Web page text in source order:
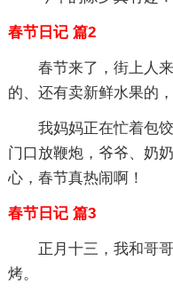
春节日记 篇2
春节来了，街上人
的、还有卖新鲜水果的
我妈妈正在忙着包
门口放鞭炮，爷爷、奶
心，春节真热闹啊！
春节日记 篇3
正月十三，我和哥
烤。